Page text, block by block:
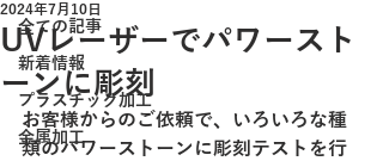
全ての記事
新着情報
プラスチック加工
金属加工
UVレーザーでパワースト
ーンに彫刻
2024年7月10日
お客様からのご依頼で、いろいろな種
類のパワーストーンに彫刻テストを行